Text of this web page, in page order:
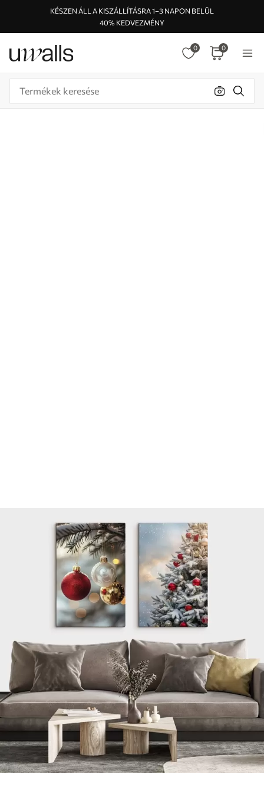
KÉSZEN ÁLL A KISZÁLLÍTÁSRA 1–3 NAPON BELÜL
40% KEDVEZMÉNY
0 0